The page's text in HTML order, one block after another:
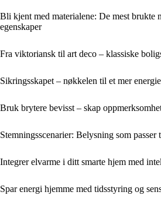
Bli kjent med materialene: De mest brukte
egenskaper
Fra viktoriansk til art deco – klassiske
Sikringsskapet – nøkkelen til et mer
Bruk brytere bevisst – skap
Stemningsscenarier: Belysning som
Integrer elvarme i ditt smarte hjem med
Spar energi hjemme med tidsstyring og